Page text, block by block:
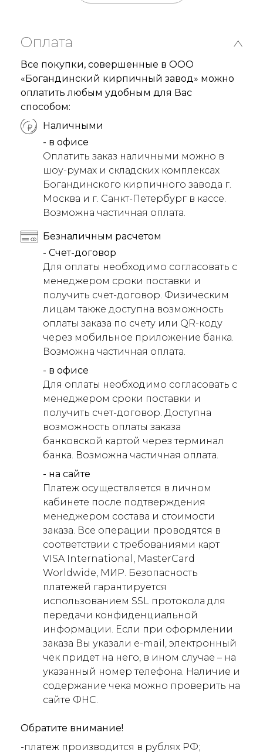
Оплата
Все покупки, совершенные в ООО
«Богандинский кирпичный завод» можно
оплатить любым удобным для Вас
способом:
Наличными
- в офисе
Оплатить заказ наличными можно в
шоу-румах и складских комплексах
Богандинского кирпичного завода г.
Москва и г. Санкт-Петербург в кассе.
Возможна частичная оплата.
Безналичным расчетом
- Счет-договор
Для оплаты необходимо согласовать с
менеджером сроки поставки и
получить счет-договор. Физическим
лицам также доступна возможность
оплаты заказа по счету или QR-коду
через мобильное приложение банка.
Возможна частичная оплата.
- в офисе
Для оплаты необходимо согласовать с
менеджером сроки поставки и
получить счет-договор. Доступна
возможность оплаты заказа
банковской картой через терминал
банка. Возможна частичная оплата.
- на сайте
Платеж осуществляется в личном
кабинете после подтверждения
менеджером состава и стоимости
заказа. Все операции проводятся в
соответствии с требованиями карт
VISA International, MasterCard
Worldwide, МИР. Безопасность
платежей гарантируется
использованием SSL протокола для
передачи конфиденциальной
информации. Если при оформлении
заказа Вы указали e-mail, электронный
чек придет на него, в ином случае – на
указанный номер телефона. Наличие и
содержание чека можно проверить на
сайте ФНС.
Обратите внимание!
-платеж производится в рублях РФ;